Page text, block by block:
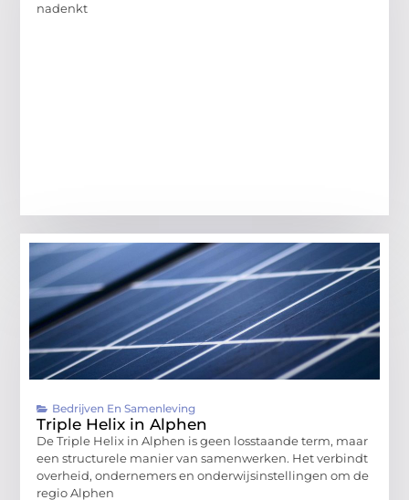
nadenkt
Bedrijven En Samenleving
Triple Helix in Alphen
De Triple Helix in Alphen is geen losstaande term, maar
een structurele manier van samenwerken. Het verbindt
overheid, ondernemers en onderwijsinstellingen om de
regio Alphen